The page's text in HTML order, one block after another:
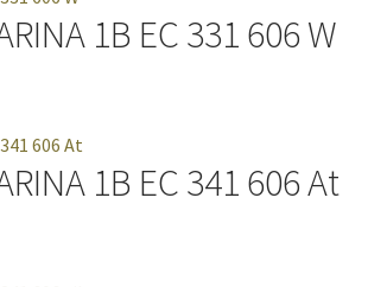
1B EC 331 606 W
1B EC 341 606 At